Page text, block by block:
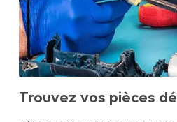
Trouvez vos pièces